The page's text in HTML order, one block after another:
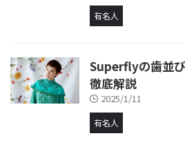
有名人
Superflyの歯並
徹底解説
2025/1/11
有名人